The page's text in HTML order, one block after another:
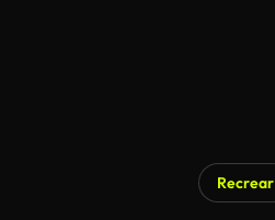
Recrear